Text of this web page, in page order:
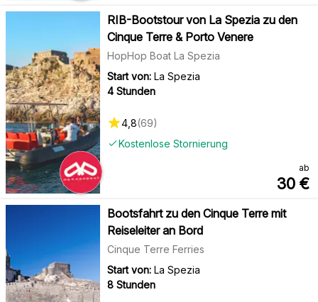
RIB-Bootstour von La Spezia zu den
Cinque Terre & Porto Venere
HopHop Boat La Spezia
Start von: La Spezia
4 Stunden
Kostenlose Stornierung
4,8(69)
ab
30 €
Bootsfahrt zu den Cinque Terre mit
Reiseleiter an Bord
Cinque Terre Ferries
Start von: La Spezia
8 Stunden